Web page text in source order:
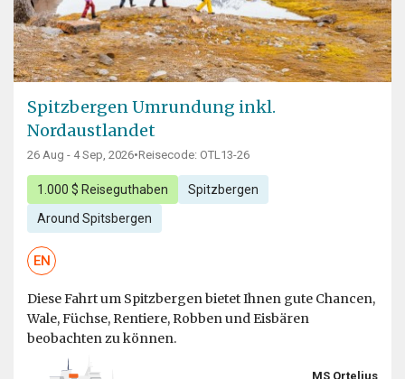
Spitzbergen Umrundung inkl.
Nordaustlandet
26 Aug - 4 Sep, 2026•Reisecode: OTL13-26
1.000 $ Reiseguthaben Spitzbergen
Around Spitsbergen
EN
Diese Fahrt um Spitzbergen bietet Ihnen gute Chancen,
Wale, Füchse, Rentiere, Robben und Eisbären
beobachten zu können.
MS Ortelius